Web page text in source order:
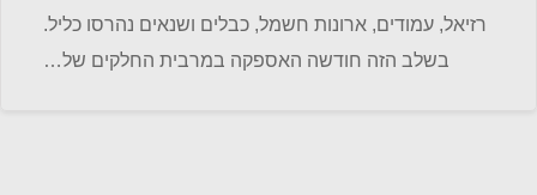
רזיאל, עמודים, ארונות חשמל, כבלים ושנאים נהרסו כליל.
בשלב הזה חודשה האספקה במרבית החלקים של…